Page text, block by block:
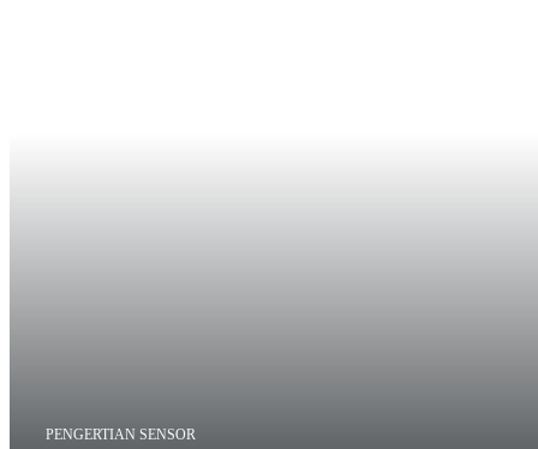
PENGERTIAN SENSOR